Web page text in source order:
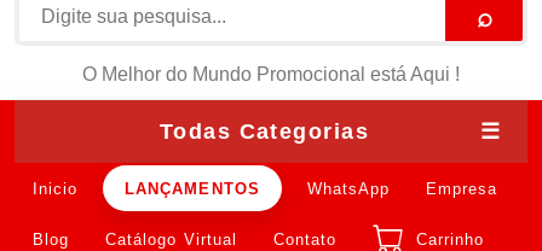
⌕
O Melhor do Mundo Promocional está Aqui !
Todas Categorias ☰
Inicio LANÇAMENTOS WhatsApp Empresa
Blog Catálogo Virtual Contato Carrinho